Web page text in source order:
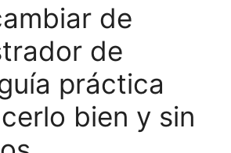
de
de
práctica
bien y sin